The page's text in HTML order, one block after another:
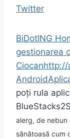
Twitter
BiDotING
gestionarea
Ciocanhttp://
Android
poți rula
BlueStacks2
alerg, de nebun
sănătoasă cum